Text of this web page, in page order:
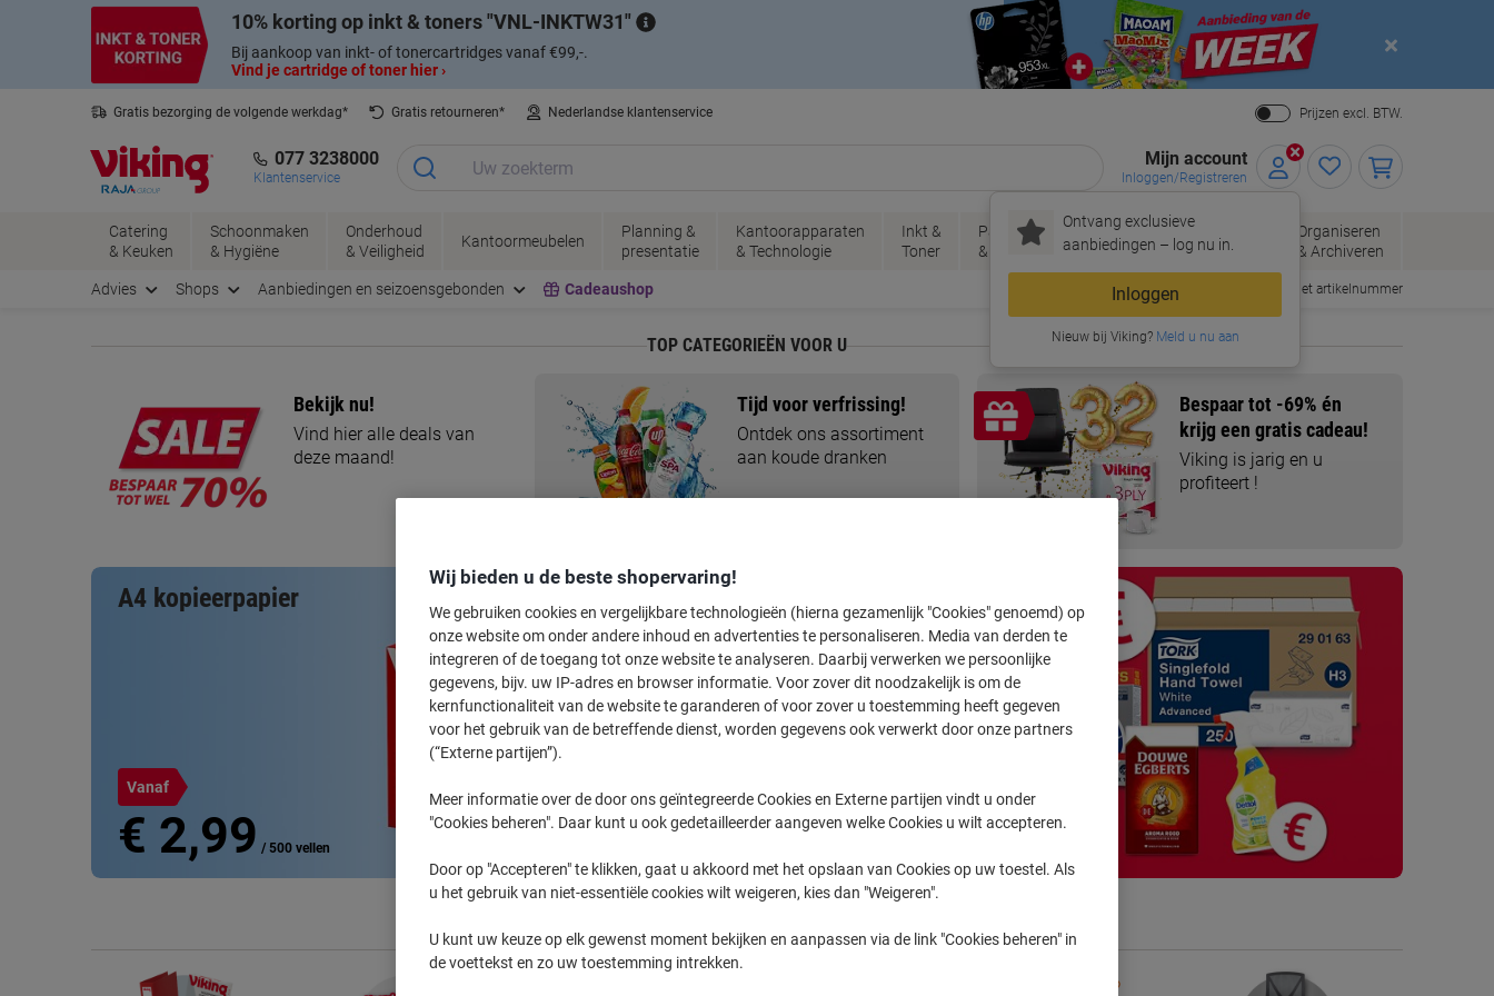
10% korting op inkt & toners VNL-INKTW31
Bij aankoop van inkt- of tonercartridges vanaf €99,-.
Vind je cartridge of toner hier ›
Close
Gratis bezorging de volgende werkdag* Gratis retourneren* Nederlandse klantenservice Prijzen excl. BTW.
077 3238000
Klantenservice
Mijn account
Inloggen/Registreren
Ontvang exclusieve
aanbiedingen – log nu in.
Inloggen
Nieuw bij Viking?Meld u nu aan
Catering
& Keuken
Schoonmaken
& Hygiëne
Onderhoud
& Veiligheid
Kantoormeubelen
Planning &
presentatie
Kantoorapparaten
& Technologie
Inkt &
Toner
Papier, Enveloppen
& Verpakken
Kantoorartikelen
Organiseren
& Archiveren
Advies Shops Aanbiedingen en seizoensgebonden Cadeaushop Snel bestellen met artikelnummer
TOP CATEGORIEËN VOOR U
A4 kopieerpapier
Vanaf
€ 2,99 / 500 vellen
Blijvend lage prijzen op
150+ producten!
Scherpe prijzen op koffie,
hygiëne en schoonmaak
€ 1,79
Bekijk nu!
Vind hier alle deals van
deze maand!
Tijd voor verfrissing!
Ontdek ons assortiment
aan koude dranken
Bespaar tot -69% én
krijg een gratis cadeau!
Viking is jarig en u
profiteert !
DEALS, KORTINGEN & TRENDS
Wij bieden u de beste shopervaring!
We gebruiken cookies en vergelijkbare technologieën (hierna gezamenlijk "Cookies" genoemd) op
onze website om onder andere inhoud en advertenties te personaliseren. Media van derden te
integreren of de toegang tot onze website te analyseren. Daarbij verwerken we persoonlijke
gegevens, bijv. uw IP-adres en browser informatie. Voor zover dit noodzakelijk is om de
kernfunctionaliteit van de website te garanderen of voor zover u toestemming heeft gegeven
voor het gebruik van de betreffende dienst, worden gegevens ook verwerkt door onze partners
(“Externe partijen”).
Meer informatie over de door ons geïntegreerde Cookies en Externe partijen vindt u onder
"Cookies beheren". Daar kunt u ook gedetailleerder aangeven welke Cookies u wilt accepteren.
Door op "Accepteren" te klikken, gaat u akkoord met het opslaan van Cookies op uw toestel. Als
u het gebruik van niet-essentiële cookies wilt weigeren, kies dan "Weigeren".
U kunt uw keuze op elk gewenst moment bekijken en aanpassen via de link "Cookies beheren" in
de voettekst en zo uw toestemming intrekken.